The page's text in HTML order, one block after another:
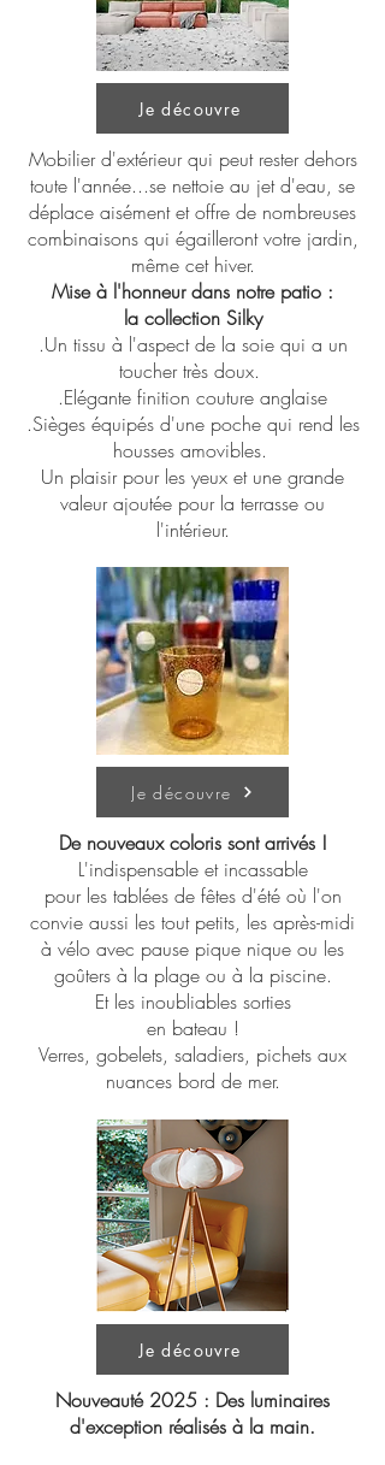
Je découvre
Mobilier d'extérieur qui peut rester dehors
toute l'année...se nettoie au jet d'eau, se
déplace aisément et offre de nombreuses
combinaisons qui égailleront votre jardin,
même cet hiver.
Mise à l'honneur dans notre patio :
la collection Silky
.Un tissu à l'aspect de la soie qui a un
toucher très doux.
.Elégante finition couture anglaise
.Sièges équipés d'une poche qui rend les
housses amovibles.
Un plaisir pour les yeux et une grande
valeur ajoutée pour la terrasse ou
l'intérieur.
Je découvre
De nouveaux coloris sont arrivés !
L'indispensable et incassable
pour les tablées de fêtes d'été où l'on
convie aussi les tout petits, les après-midi
à vélo avec pause pique nique ou les
goûters à la plage ou à la piscine.
Et les inoubliables sorties
en bateau !
Verres, gobelets, saladiers, pichets aux
nuances bord de mer.
Je découvre
Nouveauté 2025 : Des luminaires
d'exception réalisés à la main.